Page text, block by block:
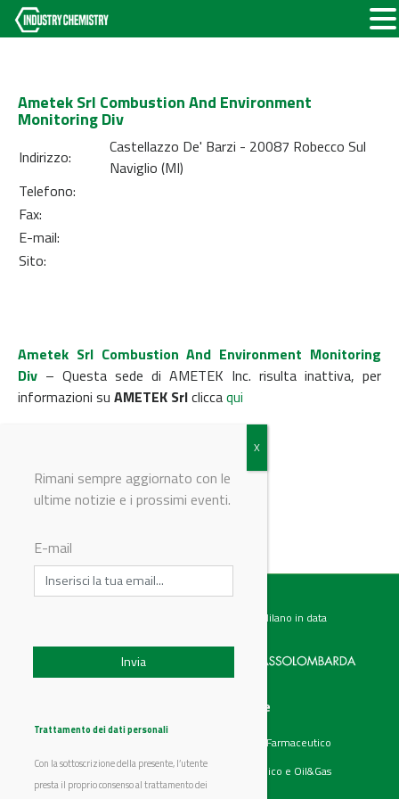
Ametek Srl Combustion And Environment
Monitoring Div
Indirizzo:
Castellazzo De' Barzi - 20087 Robecco Sul
Naviglio (MI)
Telefono:
Fax:
E-mail:
Sito:
Ametek Srl Combustion And Environment Monitoring
Div – Questa sede di AMETEK Inc. risulta inattiva, per
informazioni su AMETEK Srlcliccaqui
Testata giornalistica registrata presso il Tribunale di Milano in data
Chi siamo
Prodotti
Aziende
Eventi
Categorie
Chimico e Farmaceutico
Petrolchimico e Oil&Gas
Rimani sempre aggiornato con le
ultime notizie e i prossimi eventi.
E-mail
Trattamento dei dati personali
Con la sottoscrizione della presente, l’utente
presta il proprio consenso al trattamento dei